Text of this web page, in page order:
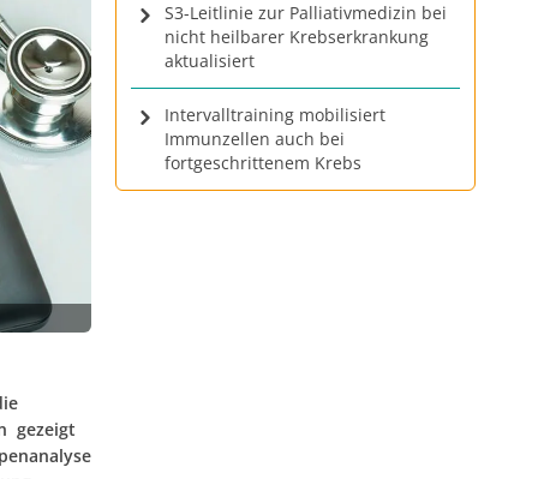
gezeigt
S3-Leitlinie zur Palliativmedizin bei
nicht heilbarer Krebserkrankung
aktualisiert
Intervalltraining mobilisiert
Immunzellen auch bei
fortgeschrittenem Krebs